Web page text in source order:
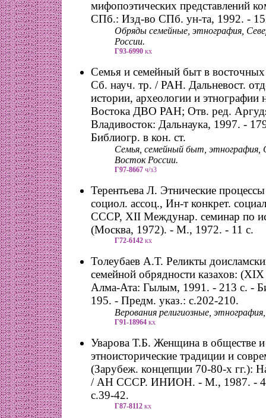
мифопоэтических представлений
СПб.: Изд-во СПб. ун-та, 1992. -
Обряды семейные, этнография,
России.
Г93-6990 кх
Семья и семейный быт в восточных
Сб. науч. тр. / РАН. Дальневост.
истории, археологии и этнографии
Востока ДВО РАН; Отв. ред.
Владивосток: Дальнаука, 1997. -
Библиогр. в кон. ст.
Семья, семейный быт, этнография,
Восток России.
Г97-8667 ч/з3
Терентьева Л. Этнические
социол. ассоц., Ин-т конкрет.
СССР, XII Междунар. семинар по
(Москва, 1972). - М., 1972. - 11 с.
Г72-6142 кх
Толеубаев А.Т. Реликты
семейной обрядности казахов:
Алма-Ата: Гылым, 1991. - 213 с. -
195. - Предм. указ.: с.202-210.
Верования религиозные, этнография,
Г91-18964 кх
Уварова Т.Б. Женщина в обществе и
этноисторические традиции и
(Зарубеж. концепции 70-80-х гг.):
/ АН СССР. ИНИОН. - М., 1987. -
с.39-42.
Г87-8112 кх